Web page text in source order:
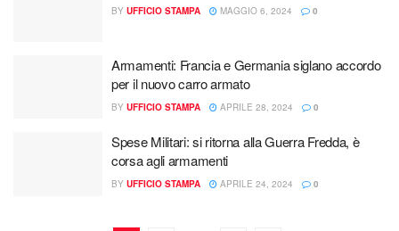
BY UFFICIO STAMPA MAGGIO 6, 2024 0
Armamenti: Francia e Germania siglano accordo
per il nuovo carro armato
BY UFFICIO STAMPA APRILE 28, 2024 0
Spese Militari: si ritorna alla Guerra Fredda, è
corsa agli armamenti
BY UFFICIO STAMPA APRILE 24, 2024 0